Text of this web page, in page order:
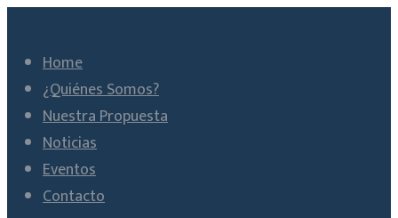
Home
¿Quiénes Somos?
Nuestra Propuesta
Noticias
Eventos
Contacto